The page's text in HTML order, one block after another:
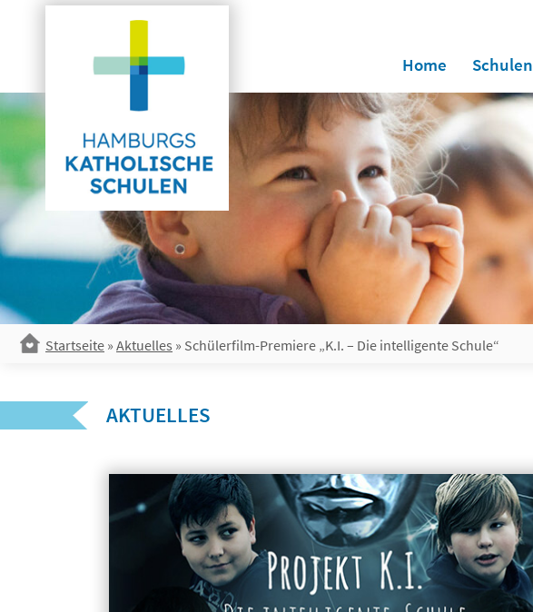
Home
Schulen
Startseite » Aktuelles » Schülerfilm-Premiere „K.I. – Die intelligente Schule“
AKTUELLES